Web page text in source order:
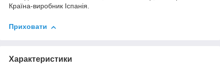
Країна-виробник Іспанія.
Приховати
Характеристики